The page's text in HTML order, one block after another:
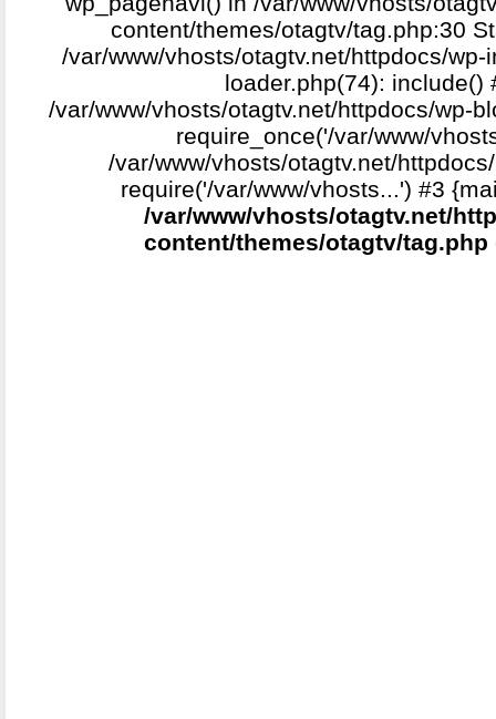
content/themes/otagtv/tag.php:30
/var/www/vhosts/otagtv.net/httpdocs/
loader.php(74): include()
/var/www/vhosts/otagtv.net/httpdocs/wp-
require_once('/var/www/
/var/www/vhosts/otagtv.net/
require('/var/www/vhosts...') #3
/var/www/vhosts/otagtv.net/
content/themes/otagtv/tag.php